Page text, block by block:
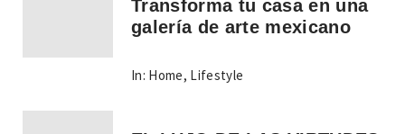
Transforma tu casa en una
galería de arte mexicano
In: Home, Lifestyle